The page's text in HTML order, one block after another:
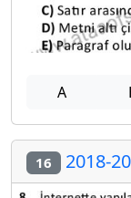
A
16 2018-